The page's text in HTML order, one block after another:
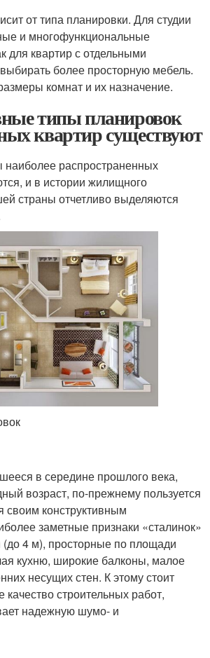
от типа планировки. Для студии
и многофункциональные
для квартир с отдельными
более просторную мебель.
комнат и их назначение.
типы планировок
квартир существуют
распространенных
и в истории жилищного
страны отчетливо выделяются
в середине прошлого века,
возраст, по-прежнему пользуется
своим конструктивным
заметные признаки «сталинок»
(до 4 м), просторные по площади
кухню, широкие балконы, малое
несущих стен. К этому стоит
качество строительных работ,
надежную шумо- и